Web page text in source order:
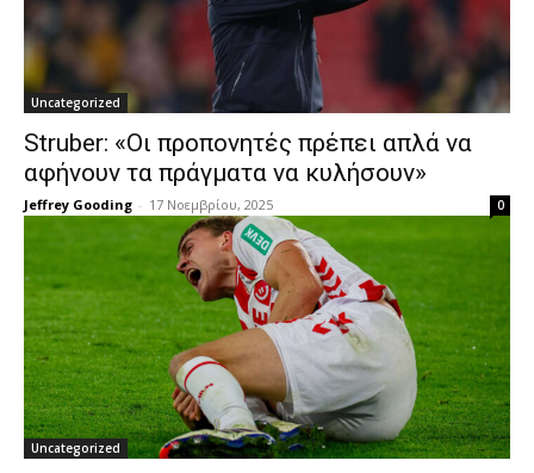
Uncategorized
Struber: «Οι προπονητές πρέπει απλά να
αφήνουν τα πράγματα να κυλήσουν»
Jeffrey Gooding - 17 Νοεμβρίου, 2025 0
Uncategorized